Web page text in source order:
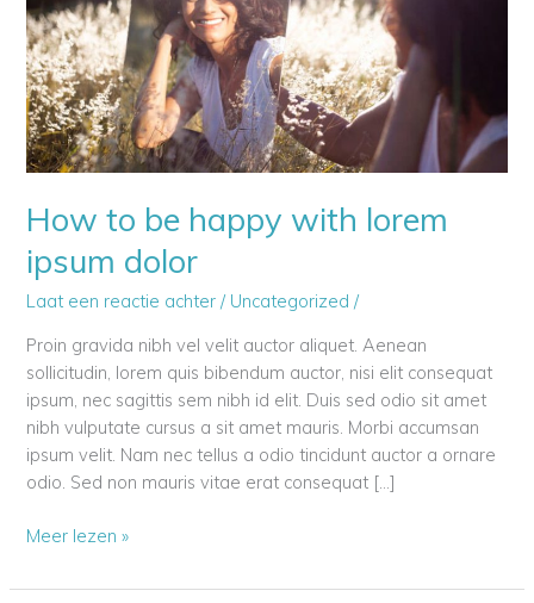
How to be happy with lorem
ipsum dolor
Laat een reactie achter / Uncategorized /
Proin gravida nibh vel velit auctor aliquet. Aenean
sollicitudin, lorem quis bibendum auctor, nisi elit consequat
ipsum, nec sagittis sem nibh id elit. Duis sed odio sit amet
nibh vulputate cursus a sit amet mauris. Morbi accumsan
ipsum velit. Nam nec tellus a odio tincidunt auctor a ornare
odio. Sed non mauris vitae erat consequat […]
How
be
Meer lezen »